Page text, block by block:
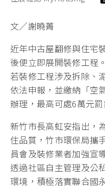
文／謝曉菁
近年中古屋翻修與住宅
後便立即展開裝修工程
若裝修工程涉及拆除、
依法申報，並繳納「空
辦理，最高可處6萬元罰
新竹市長高虹安指出，
住品質，竹市環保局攜
員會及裝修業者加強宣
透過社區自主管理及公
環境，積極落實聯合國